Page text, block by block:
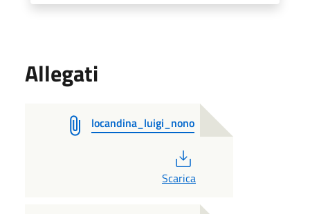
Allegati
locandina_luigi_nono
Scarica